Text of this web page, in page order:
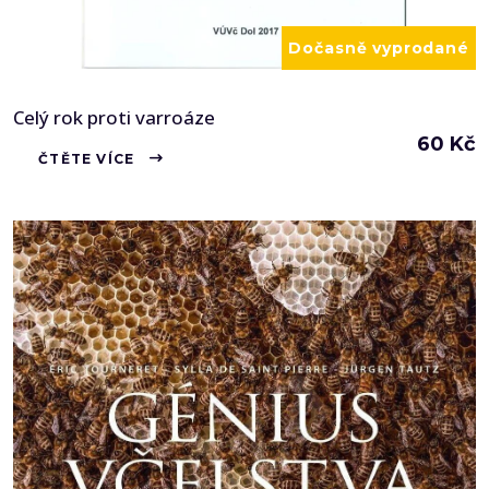
Dočasně vyprodané
Celý rok proti varroáze
60 Kč
ČTĚTE VÍCE